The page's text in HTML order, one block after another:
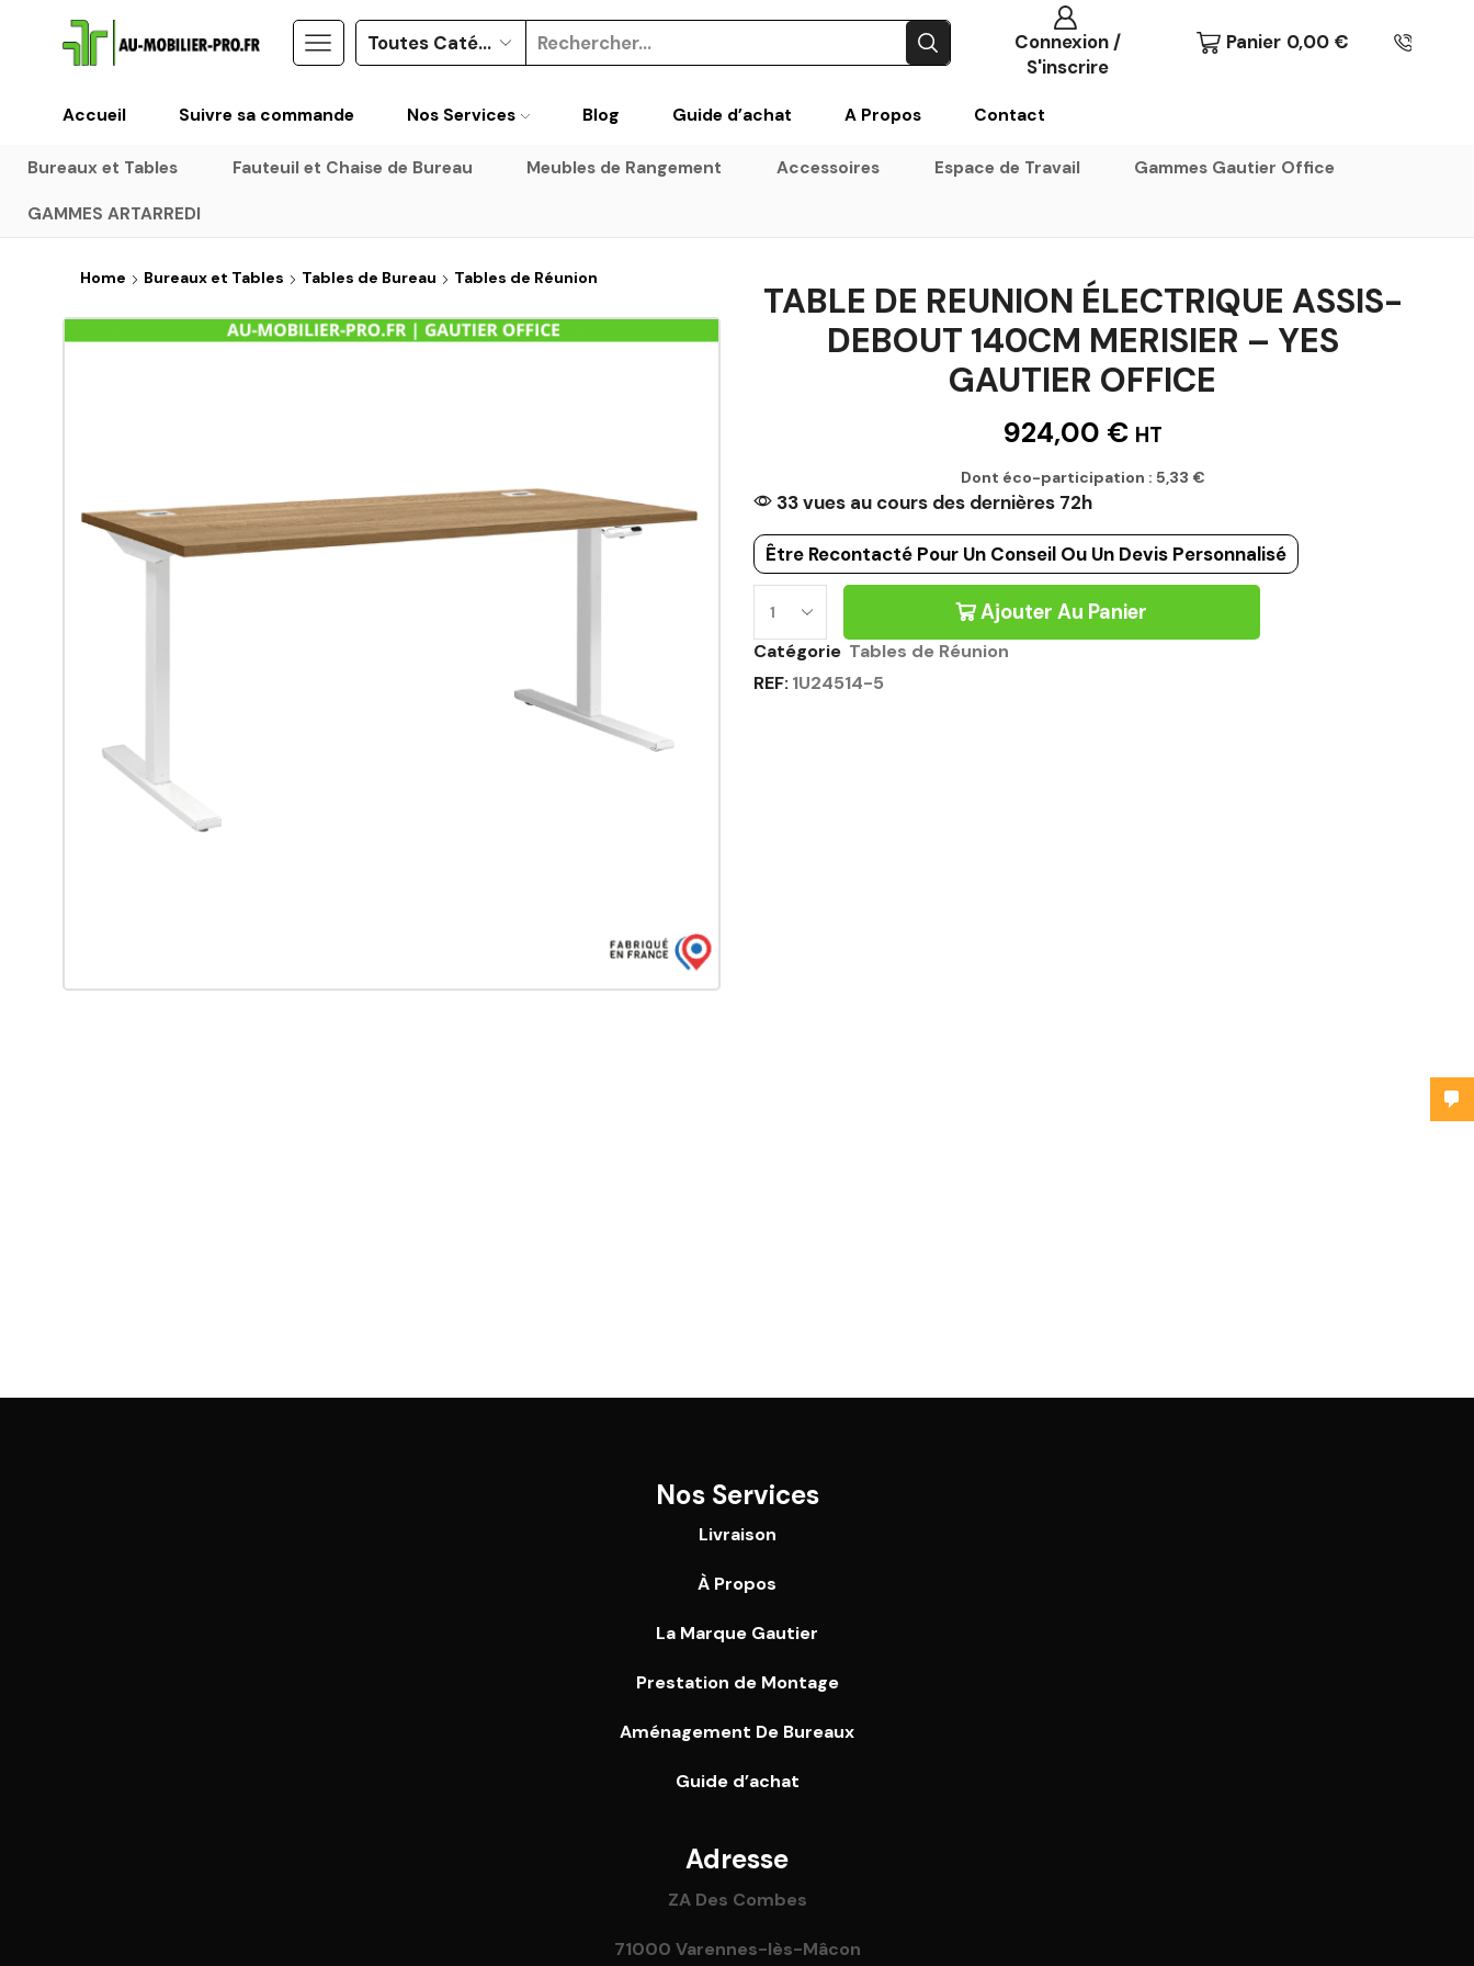
Connexion /
S'inscrire
Panier 0,00 €
Accueil Suivre sa commande Nos Services Blog Guide d’achat A Propos Contact
Bureaux et Tables Fauteuil et Chaise de Bureau Meubles de Rangement Accessoires Espace de Travail Gammes Gautier Office
GAMMES ARTARREDI
Home Bureaux et Tables Tables de Bureau Tables de Réunion
TABLE DE REUNION ÉLECTRIQUE ASSIS-
DEBOUT 140CM MERISIER – YES
GAUTIER OFFICE
924,00 € HT
Dont éco-participation : 5,33 €
33 vues au cours des dernières 72h
Être Recontacté Pour Un Conseil Ou Un Devis Personnalisé
Ajouter Au Panier
Catégorie Tables de Réunion
REF: 1U24514-5
Nos Services
Livraison
À Propos
La Marque Gautier
Prestation de Montage
Aménagement De Bureaux
Guide d’achat
Adresse
ZA Des Combes
71000 Varennes-lès-Mâcon